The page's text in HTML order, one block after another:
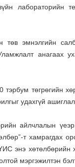
лабораторийн
эмнэлгийн
анагаах
тэрбум төгрөгийн
удахгүй
айлчлалын
т хамрагдах
энэ хөтөлбөрийн
мэргэжилтэн